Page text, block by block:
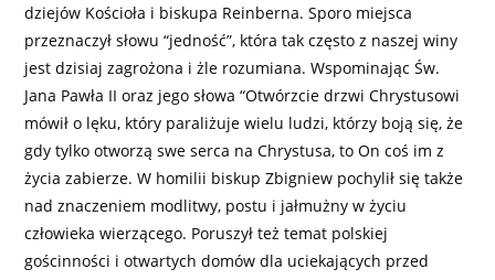
dziejów Kościoła i biskupa Reinberna. Sporo miejsca
przeznaczył słowu “jedność”, która tak często z naszej winy
jest dzisiaj zagrożona i żle rozumiana. Wspominając Św.
Jana Pawła II oraz jego słowa “Otwórzcie drzwi Chrystusowi
mówił o lęku, który paraliżuje wielu ludzi, którzy boją się, że
gdy tylko otworzą swe serca na Chrystusa, to On coś im z
życia zabierze. W homilii biskup Zbigniew pochylił się także
nad znaczeniem modlitwy, postu i jałmużny w życiu
człowieka wierzącego. Poruszył też temat polskiej
gościnności i otwartych domów dla uciekających przed